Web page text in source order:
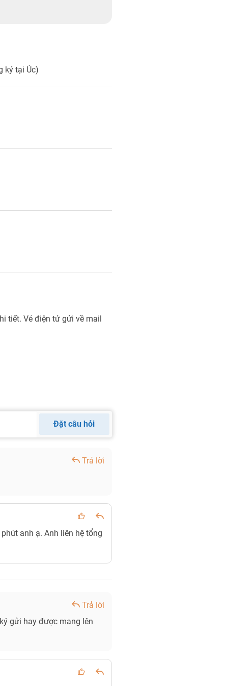
ký tại Úc)
tiết. Vé điện tử gửi về mail
Đặt câu hỏi
Trả lời
anh ạ. Anh liên hệ tổng
Trả lời
gửi hay được mang lên